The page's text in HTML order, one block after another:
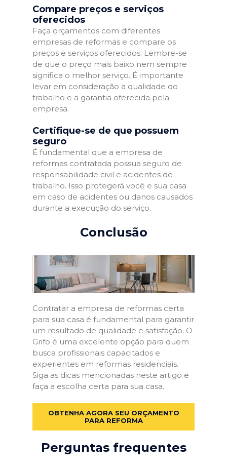
Compare preços e serviços
oferecidos
Faça orçamentos com diferentes
empresas de reformas e compare os
preços e serviços oferecidos. Lembre-se
de que o preço mais baixo nem sempre
significa o melhor serviço. É importante
levar em consideração a qualidade do
trabalho e a garantia oferecida pela
empresa.
Certifique-se de que possuem
seguro
É fundamental que a empresa de
reformas contratada possua seguro de
responsabilidade civil e acidentes de
trabalho. Isso protegerá você e sua casa
em caso de acidentes ou danos causados
durante a execução do serviço.
Conclusão
Contratar a empresa de reformas certa
para sua casa é fundamental para garantir
um resultado de qualidade e satisfação. O
Grifo é uma excelente opção para quem
busca profissionais capacitados e
experientes em reformas residenciais.
Siga as dicas mencionadas neste artigo e
faça a escolha certa para sua casa.
OBTENHA AGORA SEU ORÇAMENTO
PARA REFORMA
Perguntas frequentes